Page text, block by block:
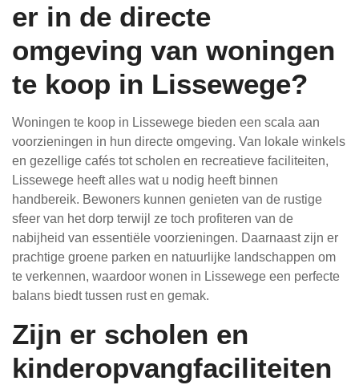
er in de directe
omgeving van woningen
te koop in Lissewege?
Woningen te koop in Lissewege bieden een scala aan
voorzieningen in hun directe omgeving. Van lokale winkels
en gezellige cafés tot scholen en recreatieve faciliteiten,
Lissewege heeft alles wat u nodig heeft binnen
handbereik. Bewoners kunnen genieten van de rustige
sfeer van het dorp terwijl ze toch profiteren van de
nabijheid van essentiële voorzieningen. Daarnaast zijn er
prachtige groene parken en natuurlijke landschappen om
te verkennen, waardoor wonen in Lissewege een perfecte
balans biedt tussen rust en gemak.
Zijn er scholen en
kinderopvangfaciliteiten